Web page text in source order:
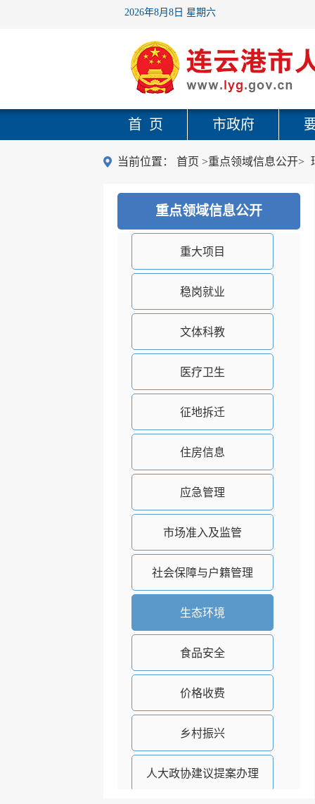
2026年8月8日 星期六
首 页 市政府
当前位置： 首页 >重点领域信息公开>
重点领域信息公开
重大项目
稳岗就业
文体科教
医疗卫生
征地拆迁
住房信息
应急管理
市场准入及监管
社会保障与户籍管理
生态环境
食品安全
价格收费
乡村振兴
人大政协建议提案办理